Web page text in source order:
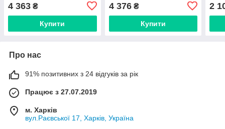
4 363 ₴
Купити
4 376₴
Купити
2
Про нас
91% позитивних з 24 відгуків за рік
Працює з 27.07.2019
м. Харків
вул.Раєвської 17, Харків, Україна